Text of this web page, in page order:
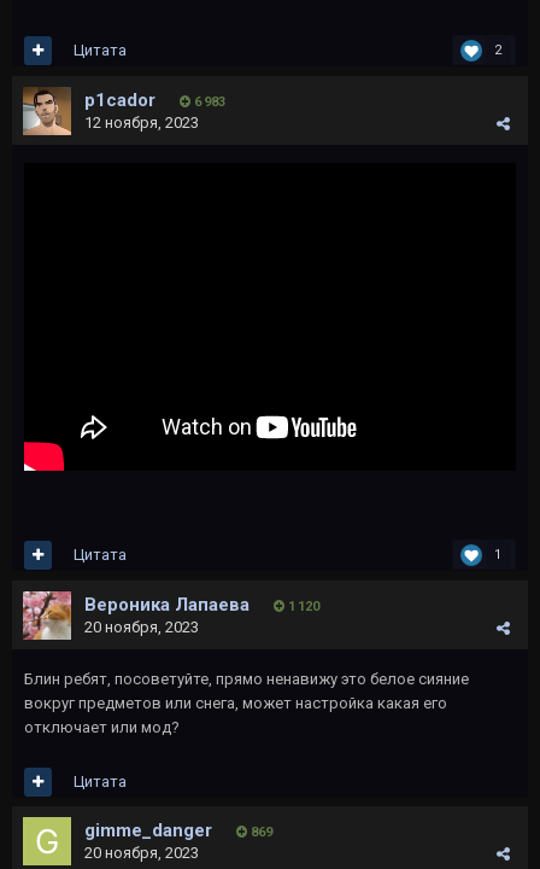
2
Цитата
p1cador 6 983
12 ноября, 2023
1
Цитата
Вероника Лапаева 1 120
20 ноября, 2023
Блин ребят, посоветуйте, прямо ненавижу это белое сияние
вокруг предметов или снега, может настройка какая его
отключает или мод?
Цитата
gimme_danger 869
20 ноября, 2023